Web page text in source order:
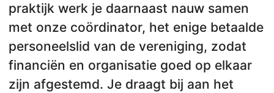
praktijk werk je daarnaast nauw samen
met onze coördinator, het enige betaalde
personeelslid van de vereniging, zodat
financiën en organisatie goed op elkaar
zijn afgestemd. Je draagt bij aan het